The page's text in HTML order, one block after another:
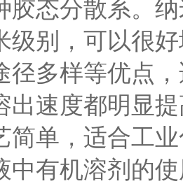
胶态分散系。
级别，可以很
径多样等优点
出速度都明显
简单，适合工
中有机溶剂的